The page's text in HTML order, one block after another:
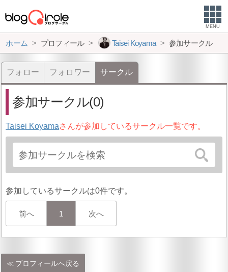
MENU
ホーム プロフィール Taisei Koyama 参加サークル
フォロー フォロワー サークル
参加サークル(0)
Taisei Koyamaさんが参加しているサークル一覧です。
参加しているサークルは0件です。
前へ 1 次へ
プロフィールへ戻る